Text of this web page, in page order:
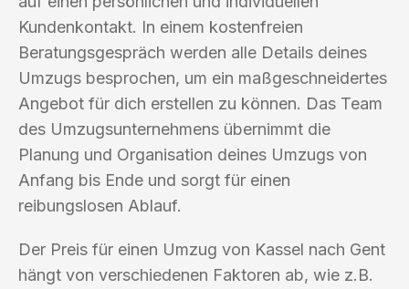
Kundenkontakt. In einem kostenfreien
Beratungsgespräch werden alle Details deines
Umzugs besprochen, um ein maßgeschneidertes
Angebot für dich erstellen zu können. Das Team
des Umzugsunternehmens übernimmt die
Planung und Organisation deines Umzugs von
Anfang bis Ende und sorgt für einen
reibungslosen Ablauf.
Der Preis für einen Umzug von Kassel nach Gent
hängt von verschiedenen Faktoren ab, wie z.B.